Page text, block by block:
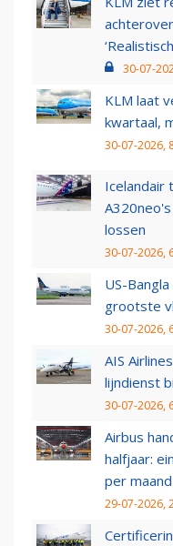
30-07-
KLM laat
kwartaal,
30-07-2026,
Icelandair
lossen
30-07-2026,
US-
grootste
30-07-2026,
AIS
lijndienst
30-07-2026,
Airbus
halfjaar:
per maand
29-07-2026,